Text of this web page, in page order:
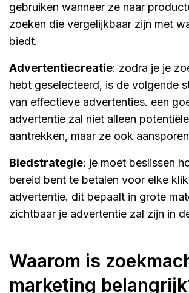
gebruiken wanneer ze naar
zoeken die vergelijkbaar zijn met
biedt.
advertentiecreatie: zodra je je
hebt geselecteerd, is de volgende
van effectieve advertenties. een
advertentie zal niet alleen
aantrekken, maar ze ook
biedstrategie: je moet beslissen
bereid bent te betalen voor elke
advertentie. dit bepaalt in grote
zichtbaar je advertentie zal zijn in
waarom is zoekmachine
marketing